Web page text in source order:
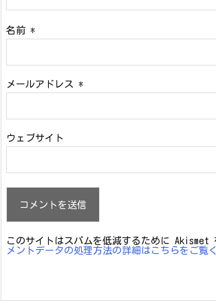
名前 *
メールアドレス *
ウェブサイト
このサイトはスパムを低減するために Akismet
メントデータの処理方法の詳細はこちらをご覧